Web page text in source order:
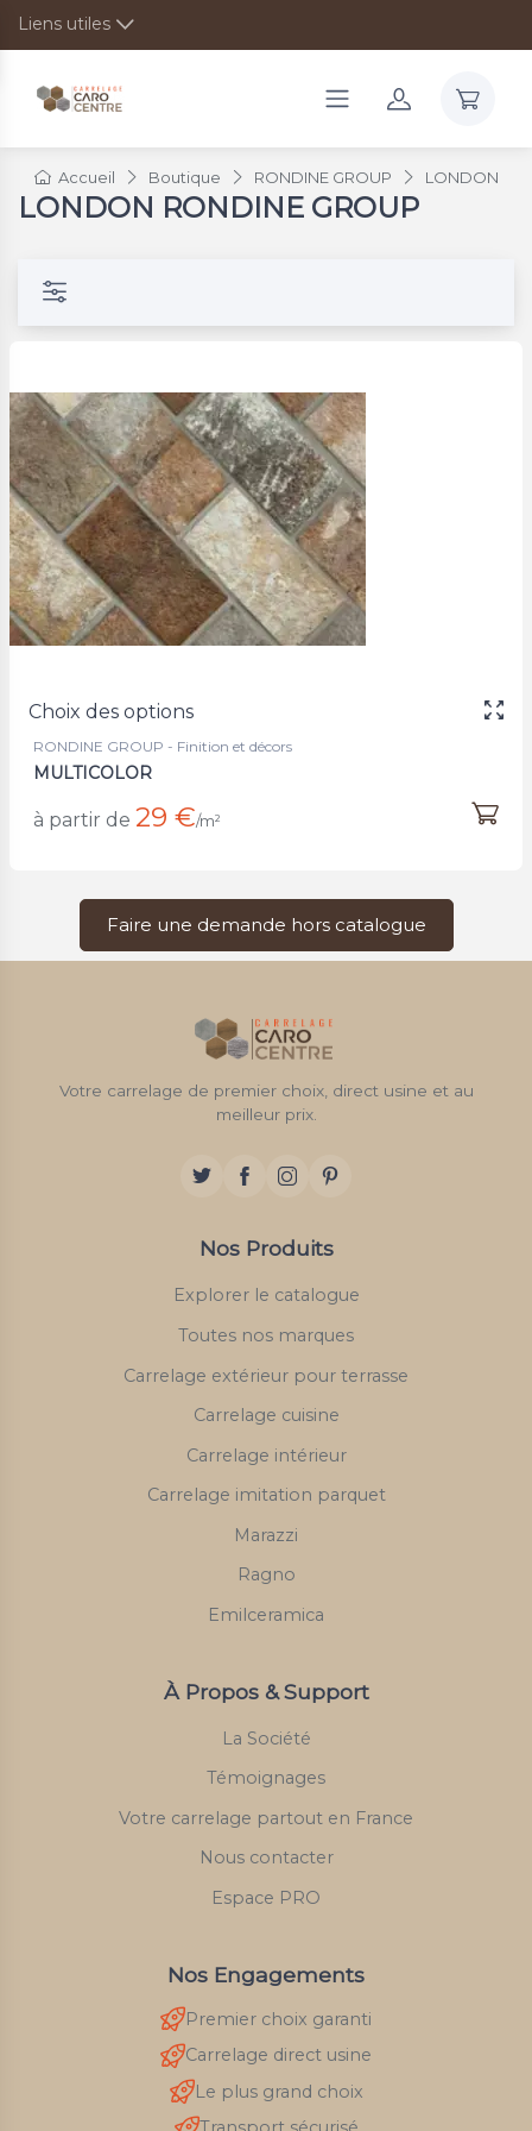
Liens utiles
Accueil Boutique RONDINE GROUP LONDON
LONDON RONDINE GROUP
Choix des options
RONDINE GROUP - Finition et décors
MULTICOLOR
à partir de 29 €/m²
Faire une demande hors catalogue
Votre carrelage de premier choix, direct usine et au
meilleur prix.
Nos Produits
Explorer le catalogue
Toutes nos marques
Carrelage extérieur pour terrasse
Carrelage cuisine
Carrelage intérieur
Carrelage imitation parquet
Marazzi
Ragno
Emilceramica
À Propos & Support
La Société
Témoignages
Votre carrelage partout en France
Nous contacter
Espace PRO
Nos Engagements
Premier choix garanti
Carrelage direct usine
Le plus grand choix